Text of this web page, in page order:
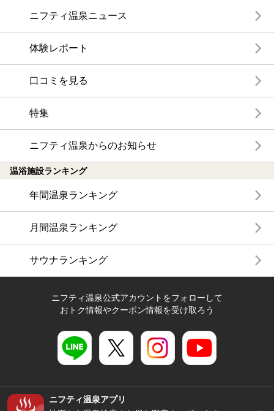
ニフティ温泉ニュース
体験レポート
口コミを見る
特集
ニフティ温泉からのお知らせ
温浴施設ランキング
年間温泉ランキング
月間温泉ランキング
サウナランキング
ニフティ温泉公式アカウントをフォローして
おトク情報やクーポン情報を受け取ろう
ニフティ温泉アプリ